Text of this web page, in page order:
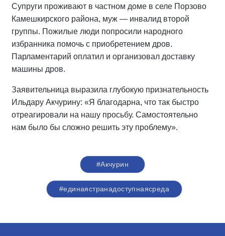
Супруги проживают в частном доме в селе Порзово
Камешкирского района, муж — инвалид второй
группы. Пожилые люди попросили народного
избранника помочь с приобретением дров.
Парламентарий оплатил и организовал доставку
машины дров.
Заявительница выразила глубокую признательность
Ильдару Акчурину: «Я благодарна, что так быстро
отреагировали на нашу просьбу. Самостоятельно
нам было бы сложно решить эту проблему».
#Акчурин
#единаястранадоступнаясреда